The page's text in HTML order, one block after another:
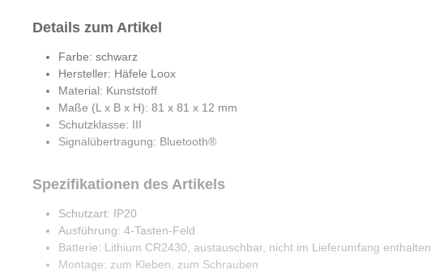
Details zum Artikel
Farbe: schwarz
Hersteller: Häfele Loox
Material: Kunststoff
Maße (L x B x H): 81 x 81 x 12 mm
Schutzklasse: III
Signalübertragung: Bluetooth®
Spezifikationen des Artikels
Schutzart: IP20
Ausführung: 4-Tasten-Feld
Batterie: Lithium CR2430, austauschbar, nicht im Lieferumfang enthalten
Montage: zum Kleben, zum Schrauben